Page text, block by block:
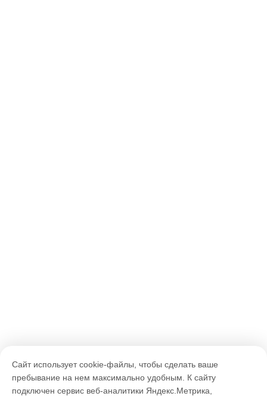
Сайт использует cookie-файлы, чтобы сделать ваше
пребывание на нем максимально удобным. К cайту
подключен сервис веб-аналитики Яндекс.Метрика,